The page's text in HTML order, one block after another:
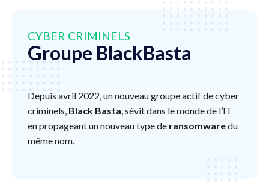
CYBER CRIMINELS
Groupe BlackBasta
Depuis avril 2022, un nouveau groupe actif de cyber
criminels, Black Basta, sévit dans le monde de l’IT
en propageant un nouveau type de ransomwaredu
même nom.